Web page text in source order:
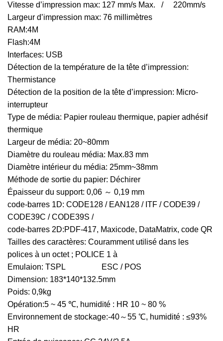
Vitesse d’impression max: 127 mm/s Max. / 220mm/s
Largeur d’impression max: 76 millimètres
RAM:4M
Flash:4M
Interfaces: USB
Détection de la température de la tête d’impression:
Thermistance
Détection de la position de la tête d’impression: Micro-
interrupteur
Type de média: Papier rouleau thermique, papier adhésif
thermique
Largeur de média: 20~80mm
Diamètre du rouleau média: Max.83 mm
Diamètre intérieur du média: 25mm~38mm
Méthode de sortie du papier: Déchirer
Épaisseur du support: 0,06 ～ 0,19 mm
code-barres 1D: CODE128 / EAN128 / ITF / CODE39 /
CODE39C / CODE39S /
code-barres 2D:PDF-417, Maxicode, DataMatrix, code QR
Tailles des caractères: Couramment utilisé dans les
polices à un octet ; POLICE 1 à
Emulaion: TSPL ESC / POS
Dimension: 183*140*132.5mm
Poids: 0,9kg
Opération:5 ~ 45 ℃, humidité : HR 10 ~ 80 %
Environnement de stockage:-40～55 ℃, humidité : ≤93%
HR